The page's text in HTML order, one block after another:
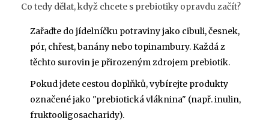
Co tedy dělat, když chcete s prebiotiky opravdu začít?
Zařaďte do jídelníčku potraviny jako cibuli, česnek,
pór, chřest, banány nebo topinambury. Každá z
těchto surovin je přirozeným zdrojem prebiotik.
Pokud jdete cestou doplňků, vybírejte produkty
označené jako "prebiotická vláknina" (např. inulin,
fruktooligosacharidy).